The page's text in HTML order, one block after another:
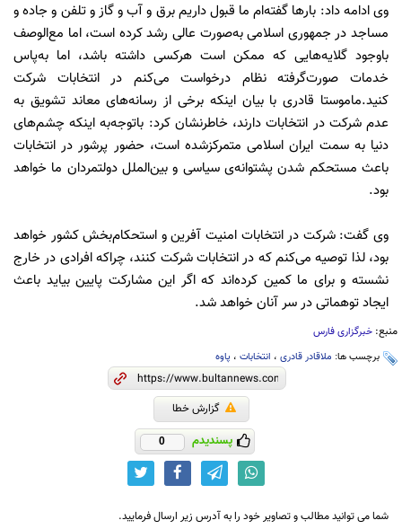
وی ادامه داد: بارها گفته‌ام ما قبول داریم برق و آب و گاز و تلفن و جاده و
مساجد در جمهوری اسلامی به‌صورت عالی رشد کرده است، اما مع‌الوصف
باوجود گلایه‌هایی که ممکن است هرکسی داشته باشد، اما به‌پاس
خدمات صورت‌گرفته نظام درخواست می‌کنم در انتخابات شرکت
کنید.ماموستا قادری با بیان اینکه برخی از رسانه‌های معاند تشویق به
عدم شرکت در انتخابات دارند، خاطرنشان کرد: باتوجه‌به اینکه چشم‌های
دنیا به سمت ایران اسلامی متمرکزشده است، حضور پرشور در انتخابات
باعث مستحکم شدن پشتوانه‌ی سیاسی و بین‌الملل دولتمردان ما خواهد
بود.
وی گفت: شرکت در انتخابات امنیت آفرین و استحکام‌بخش کشور خواهد
بود، لذا توصیه می‌کنم که در انتخابات شرکت کنند، چراکه افرادی در خارج
نشسته و برای ما کمین کرده‌اند که اگر این مشارکت پایین بیاید باعث
ایجاد توهماتی در سر آنان خواهد شد.
منبع: خبرگزاری فارس
برچسب ها: ملاقادر قادری ، انتخابات ، پاوه
گزارش خطا
پسندیدم 0
شما می توانید مطالب و تصاویر خود را به آدرس زیر ارسال فرمایید.